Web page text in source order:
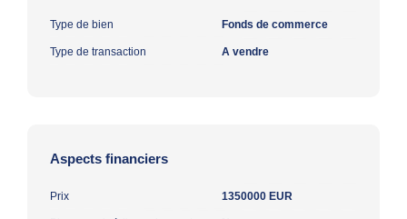
Type de bien Fonds de commerce
Type de transaction A vendre
Aspects financiers
Prix 1350000 EUR